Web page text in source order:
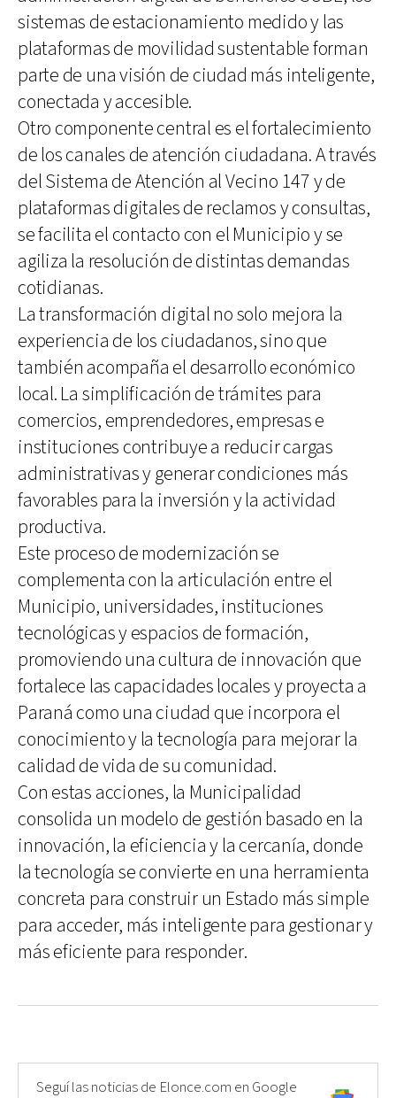
sistemas de estacionamiento medido y las
plataformas de movilidad sustentable forman
parte de una visión de ciudad más inteligente,
conectada y accesible.
Otro componente central es el fortalecimiento
de los canales de atención ciudadana. A través
del Sistema de Atención al Vecino 147 y de
plataformas digitales de reclamos y consultas,
se facilita el contacto con el Municipio y se
agiliza la resolución de distintas demandas
cotidianas.
La transformación digital no solo mejora la
experiencia de los ciudadanos, sino que
también acompaña el desarrollo económico
local. La simplificación de trámites para
comercios, emprendedores, empresas e
instituciones contribuye a reducir cargas
administrativas y generar condiciones más
favorables para la inversión y la actividad
productiva.
Este proceso de modernización se
complementa con la articulación entre el
Municipio, universidades, instituciones
tecnológicas y espacios de formación,
promoviendo una cultura de innovación que
fortalece las capacidades locales y proyecta a
Paraná como una ciudad que incorpora el
conocimiento y la tecnología para mejorar la
calidad de vida de su comunidad.
Con estas acciones, la Municipalidad
consolida un modelo de gestión basado en la
innovación, la eficiencia y la cercanía, donde
la tecnología se convierte en una herramienta
concreta para construir un Estado más simple
para acceder, más inteligente para gestionar y
más eficiente para responder.
Seguí las noticias de Elonce.com en Google